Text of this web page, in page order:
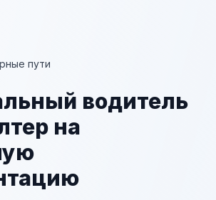
пути
водитель
на